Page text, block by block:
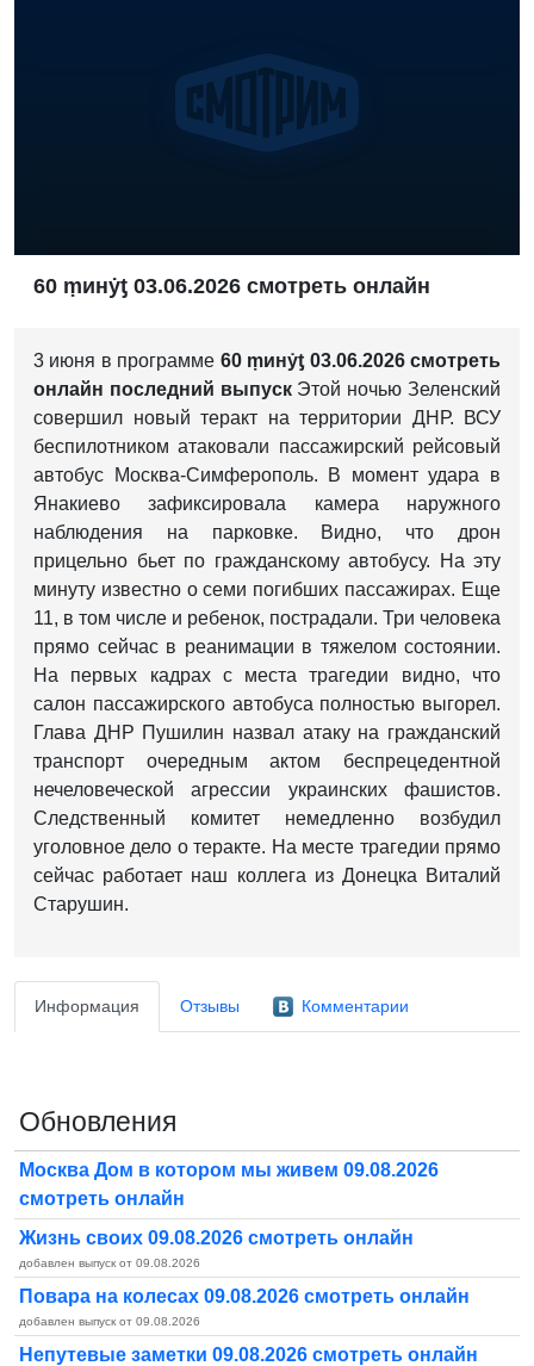
60 ṃинẏƫ 03.06.2026 смотреть онлайн
3 июня в программе 60 ṃинẏƫ 03.06.2026 смотреть
онлайн последний выпуск Этой ночью Зеленский
совершил новый теракт на территории ДНР.
ВСУ
беспилотником атаковали пассажирский рейсовый
автобус Москва-Симферополь.
В момент удара в
Янакиево зафиксировала камера наружного
наблюдения на парковке. Видно, что дрон
прицельно бьет по гражданскому автобусу.
На эту
минуту известно о семи погибших пассажирах. Еще
11, в том числе и ребенок, пострадали. Три человека
прямо сейчас в реанимации в тяжелом состоянии.
На первых кадрах с места трагедии видно, что
салон пассажирского автобуса полностью выгорел.
Глава ДНР Пушилин назвал атаку на гражданский
транспорт очередным актом беспрецедентной
нечеловеческой агрессии украинских фашистов.
Следственный комитет немедленно возбудил
уголовное дело о теракте. На месте трагедии прямо
сейчас работает наш коллега из Донецка Виталий
Старушин.
Информация Отзывы Комментарии
Обновления
Москва Дом в котором мы живем 09.08.2026
смотреть онлайн
Жизнь своих 09.08.2026 смотреть онлайн
добавлен выпуск от 09.08.2026
Повара на колесах 09.08.2026 смотреть онлайн
добавлен выпуск от 09.08.2026
Непутевые заметки 09.08.2026 смотреть онлайн